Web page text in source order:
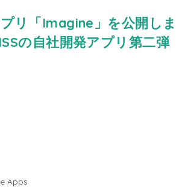
リ「Imagine」を公開しま
の自社開発アプリ第二弾
Apps